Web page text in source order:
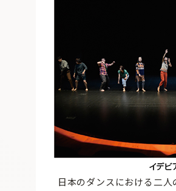
日本のダンスにおける二人